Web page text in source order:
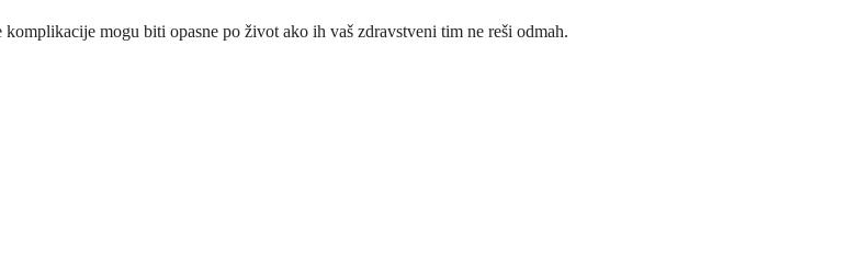
mogu biti opasne po život ako ih vaš zdravstveni tim ne reši odmah.